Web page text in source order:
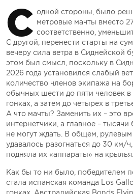
С одной стороны, было
метровые мачты вместо
соответственно,
С другой, перенести старты на
вечеру сила ветра в Сиднейской
этом был смысл, поскольку в
2026 года установился слабый
количество членов экипажа на
обычных шести до пяти человек в
гонках, а затем до четырех в
А что мачты? Заменить их – это
интернетчики, а главное –
не могут ждать. В общем, рулевым
удавалось разогнаться до 30 км/
подняла их «аппараты» на крылья.
Как бы то ни было, победителем
стала испанская команда Los